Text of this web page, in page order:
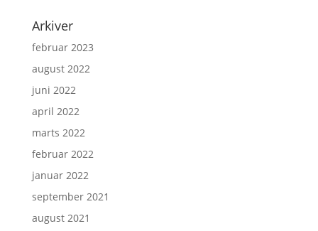
Arkiver
februar 2023
august 2022
juni 2022
april 2022
marts 2022
februar 2022
januar 2022
september 2021
august 2021